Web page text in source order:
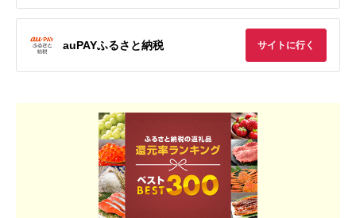
auPAYふるさと納税 サイトに行く